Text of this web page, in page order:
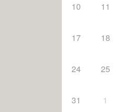
10 11
17 18
24 25
31 1